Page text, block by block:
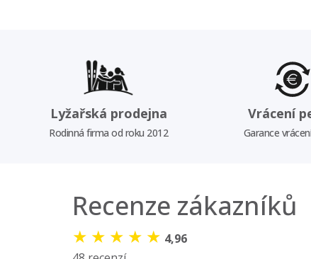
Lyžařská prodejna
Rodinná firma od roku 2012
Vrácení
Garance
Recenze zákazníků
★ ★ ★ ★ ★ 4,96